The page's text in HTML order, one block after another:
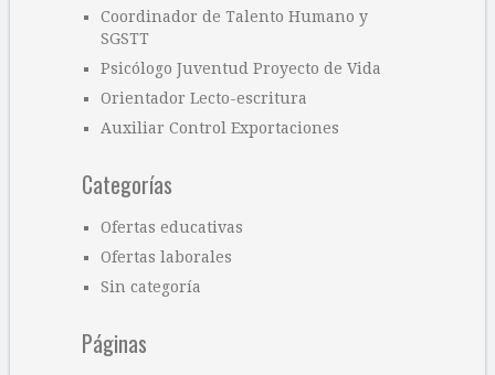
Coordinador de Talento Humano y
SGSTT
Psicólogo Juventud Proyecto de Vida
Orientador Lecto-escritura
Auxiliar Control Exportaciones
Categorías
Ofertas educativas
Ofertas laborales
Sin categoría
Páginas